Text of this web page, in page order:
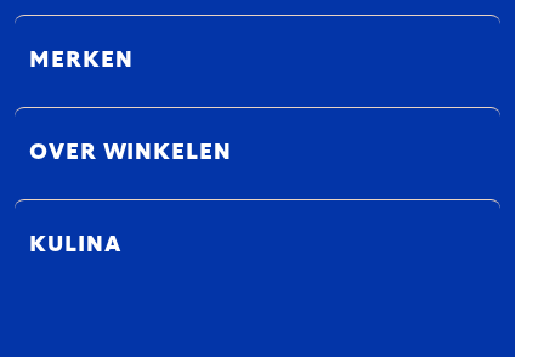
MERKEN
OVER WINKELEN
KULINA